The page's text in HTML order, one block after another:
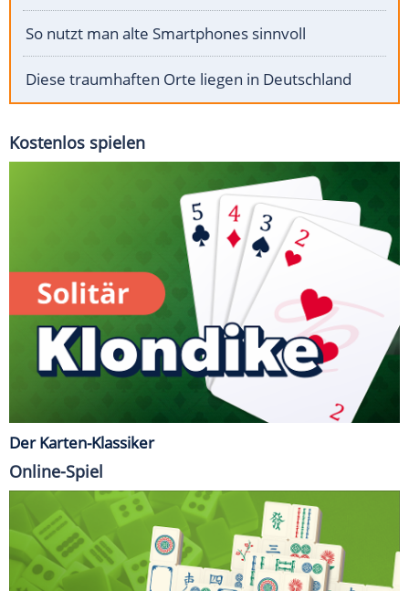
So nutzt man alte Smartphones sinnvoll
Diese traumhaften Orte liegen in Deutschland
Kostenlos spielen
Der Karten-Klassiker
Online-Spiel